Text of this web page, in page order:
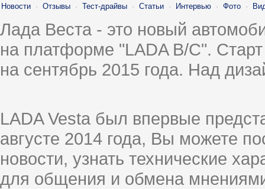
Новости · Отзывы · Тест-драйвы · Статьи · Интервью · Фото ·
Лада Веста - это новый
на платформе "LADA B/C".
на сентябрь 2015 года. Над
LADA Vesta был впервые
августе 2014 года, Вы можете
новости, узнать технические
для общения и обмена